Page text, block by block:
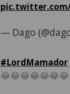
pic.twitter.com/
— Dago
#LordMamador
😂😂😂😂😂😂😂